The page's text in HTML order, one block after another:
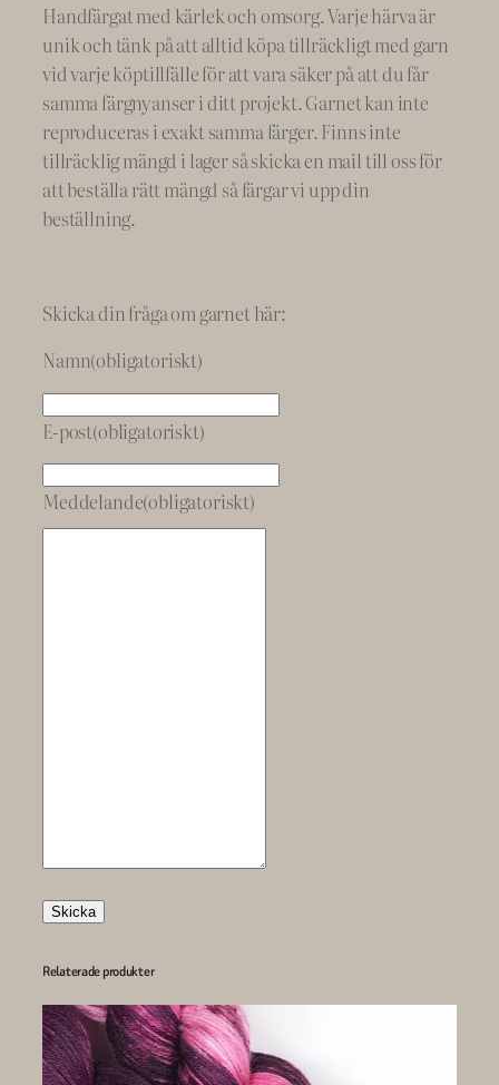
Handfärgat med kärlek och omsorg. Varje härva är
unik och tänk på att alltid köpa tillräckligt med garn
vid varje köptillfälle för att vara säker på att du får
samma färgnyanser i ditt projekt. Garnet kan inte
reproduceras i exakt samma färger. Finns inte
tillräcklig mängd i lager så skicka en mail till oss för
att beställa rätt mängd så färgar vi upp din
beställning.
Skicka din fråga om garnet här:
Namn(obligatoriskt)
E-post(obligatoriskt)
Meddelande(obligatoriskt)
Skicka
Relaterade produkter